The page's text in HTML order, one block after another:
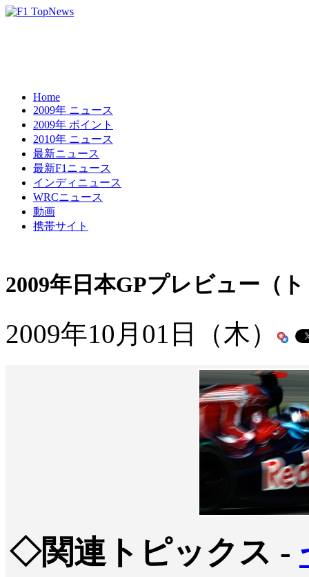
Home
2009年 ニュース
2009年 ポイント
2010年 ニュース
最新ニュース
最新F1ニュース
インディニュース
WRCニュース
動画
携帯サイト
2009年日本GPプレビュー（
2009年10月01日（木）
◇関連トピックス -